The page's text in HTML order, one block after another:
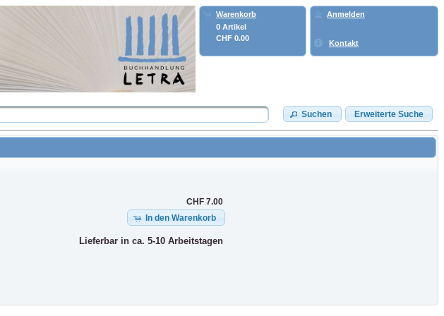
Warenkorb
0 Artikel
CHF 0.00
Anmelden
Kontakt
Suchen Erweiterte Suche
CHF 7.00
In den Warenkorb
Lieferbar in ca. 5-10 Arbeitstagen